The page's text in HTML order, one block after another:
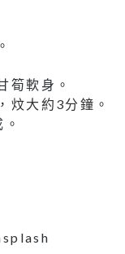
筍軟身。
炆大約3分鐘。